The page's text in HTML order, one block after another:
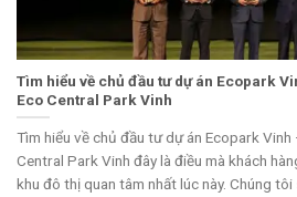
Tìm hiểu về chủ đầu tư dự án Ecopark
Eco Central Park Vinh
Tìm hiểu về chủ đầu tư dự án Ecopark
Central Park Vinh đây là điều mà khách
khu đô thị quan tâm nhất lúc này. Chúng